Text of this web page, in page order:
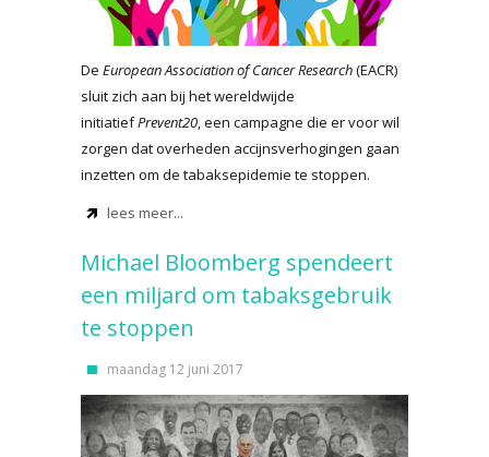
De European Association of Cancer Research(EACR)
sluit zich aan bij het wereldwijde
initiatiefPrevent20, een campagne die er voor wil
zorgen dat overheden accijnsverhogingen gaan
inzetten om de tabaksepidemie te stoppen.
lees meer...
Michael Bloomberg spendeert
een miljard om tabaksgebruik
te stoppen
maandag 12 juni 2017